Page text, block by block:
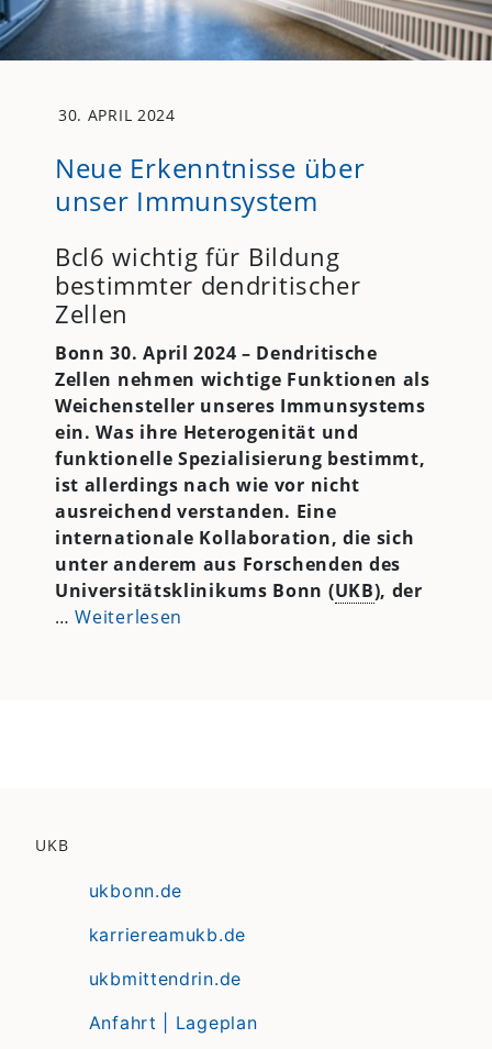
30. APRIL 2024
Neue Erkenntnisse über
unser Immunsystem
Bcl6 wichtig für Bildung
bestimmter dendritischer
Zellen
Bonn 30. April 2024 – Dendritische
Zellen nehmen wichtige Funktionen als
Weichensteller unseres Immunsystems
ein. Was ihre Heterogenität und
funktionelle Spezialisierung bestimmt,
ist allerdings nach wie vor nicht
ausreichend verstanden. Eine
internationale Kollaboration, die sich
unter anderem aus Forschenden des
Universitätsklinikums Bonn (UKB), der
…Weiterlesen
UKB
ukbonn.de
karriereamukb.de
ukbmittendrin.de
Anfahrt | Lageplan